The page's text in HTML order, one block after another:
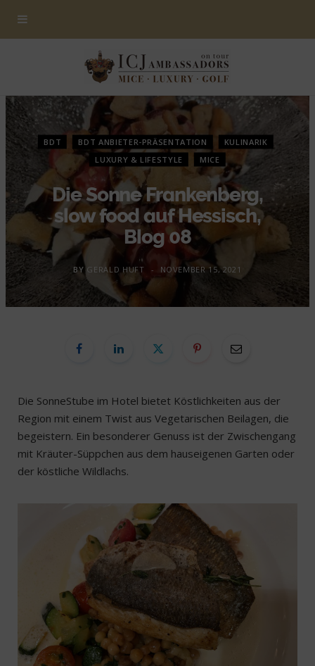
BDT BDT ANBIETER-PRÄSENTATION
KULINARIK
LUXURY & LIFESTYLE
MICE
Die Sonne Frankenberg,
slow food auf Hessisch,
Blog 08
BY GERALD HUFT NOVEMBER 15, 2021
Die SonneStube im Hotel bietet Köstlichkeiten aus der
Region mit einem Twist aus Vegetarischen Beilagen, die
begeistern. Ein besonderer Genuss ist der Zwischengang
mit Kräuter-Süppchen aus dem hauseigenen Garten oder
der köstliche Wildlachs.